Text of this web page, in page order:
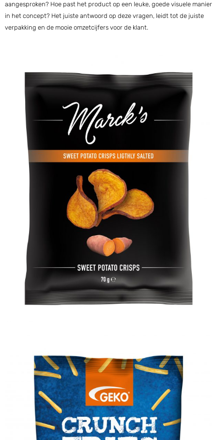
aangesproken? Hoe past het product op een leuke, goede visuele manier
in het concept? Het juiste antwoord op deze vragen, leidt tot de juiste
verpakking en de mooie omzetcijfers voor de klant.